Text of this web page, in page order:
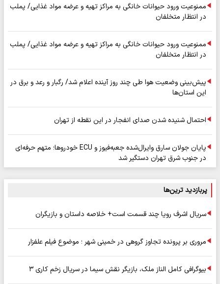
ممنوعیت ورود حیوانات خانگی به مراکز تهیه و عرضه مواد غذایی/ پملب
در انتظار متخلفان
ممنوعیت ورود حیوانات خانگی به مراکز تهیه و عرضه مواد غذایی/ پملب
در انتظار متخلفان
پیش‌بینی وضعیت هوا طی چند روز آینده اعلام شد/ رگبار و رعد و برق در
این استان‌ها
احتمال شنیده شدن صدای انفجار در این نقطه از تهران
پایان جولان سارق وایرال‌شده جعبه‌فیوز و ECU خودروها؛ متهم حرفه‌ای
در جنوب شرق تهران دستگیر شد
پربازدید ترین‌ها
سریال اشرف رویا چند قسمت است+ خلاصه داستان و بازیگران
مروری بر پرونده تجاوز گروهی در خمینی شهر ؛ موضوع فیلم علفزار
بیوگرافی کامل الناز ملک، بازیگر نقش سیما در سریال زخم کاری ۳